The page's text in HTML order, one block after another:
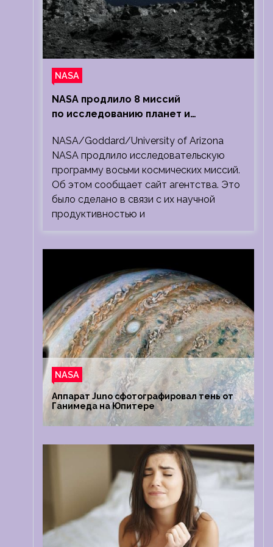
NASA
NASA продлило 8 миссий
по исследованию планет и
NASA/Goddard/University of Arizona
NASA продлило исследовательскую
программу восьми космических миссий.
Об этом сообщает сайт агентства. Это
было сделано в связи с их научной
продуктивностью и
NASA
Аппарат Juno сфотографировал тень от
Ганимеда на Юпитере